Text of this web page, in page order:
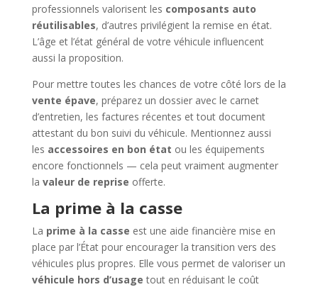
professionnels valorisent les composants auto
réutilisables, d’autres privilégient la remise en état.
L’âge et l’état général de votre véhicule influencent
aussi la proposition.
Pour mettre toutes les chances de votre côté lors de la
vente épave, préparez un dossier avec le carnet
d’entretien, les factures récentes et tout document
attestant du bon suivi du véhicule. Mentionnez aussi
les accessoires en bon état ou les équipements
encore fonctionnels — cela peut vraiment augmenter
la valeur de reprise offerte.
La prime à la casse
La prime à la casse est une aide financière mise en
place par l’État pour encourager la transition vers des
véhicules plus propres. Elle vous permet de valoriser un
véhicule hors d’usage tout en réduisant le coût